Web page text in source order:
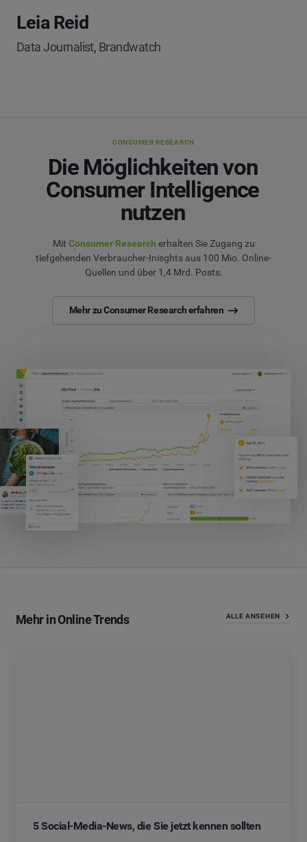
Leia Reid
Data Journalist, Brandwatch
CONSUMER RESEARCH
Die Möglichkeiten von
Consumer Intelligence
nutzen
Mit Consumer Research erhalten Sie Zugang zu
tiefgehenden Verbraucher-Inisghts aus 100 Mio. Online-
Quellen und über 1,4 Mrd. Posts.
Mehr zu Consumer Research erfahren
Mehr in Online Trends ALLE ANSEHEN
5 Social-Media-News, die Sie jetzt kennen sollten